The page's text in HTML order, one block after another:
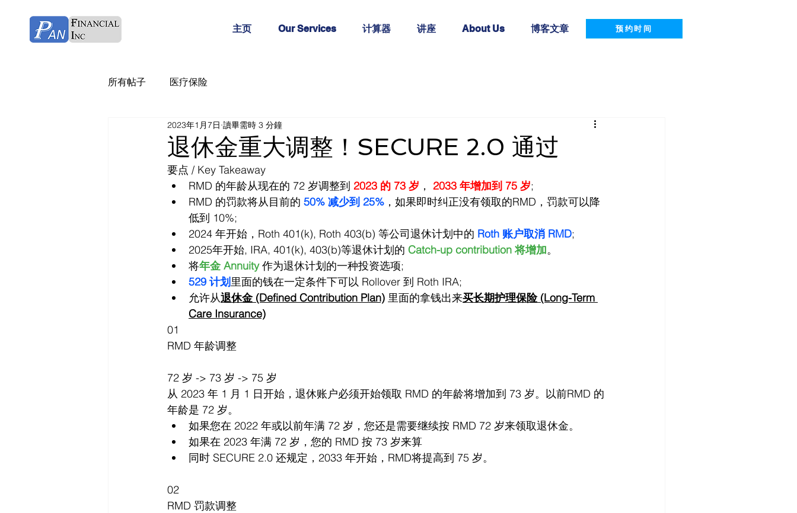
主页 Our Services 计算器 讲座 About Us 博客文章 预约时间
所有帖子 医疗保险
退休金重大调整！SECURE 2.0 通过
2023年1月7日 讀畢需時 3 分鐘
要点 / Key Takeaway
RMD 的年龄从现在的 72 岁调整到 2023 的 73 岁 ， 2033 年增加到 75 岁;
RMD 的罚款将从目前的 50% 减少到 25% ，如果即时纠正没有领取的RMD，罚款可以降
低到 10%;
2024 年开始，Roth 401(k), Roth 403(b) 等公司退休计划中的 Roth 账户取消 RMD;
2025年开始, IRA, 401(k), 403(b)等退休计划的 Catch-up contribution 将增加。
将年金 Annuity 作为退休计划的一种投资选项;
529 计划 里面的钱在一定条件下可以 Rollover 到 Roth IRA;
允许从退休金 (Defined Contribution Plan) 里面的拿钱出来买长期护理保险 (Long-Term
Care Insurance)
01
RMD 年龄调整
72 岁 -> 73 岁 -> 75 岁
从 2023 年 1 月 1 日开始，退休账户必须开始领取 RMD 的年龄将增加到 73 岁。以前RMD 的
年龄是 72 岁。
如果您在 2022 年或以前年满 72 岁，您还是需要继续按 RMD 72 岁来领取退休金。
如果在 2023 年满 72 岁，您的 RMD 按 73 岁来算
同时 SECURE 2.0 还规定，2033 年开始，RMD将提高到 75 岁。
02
RMD 罚款调整